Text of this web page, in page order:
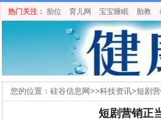
热门关注： 胎位 育儿网 宝宝睡眠 胎教
您的位置： 硅谷信息网>>科技资讯>短剧
短剧营销正